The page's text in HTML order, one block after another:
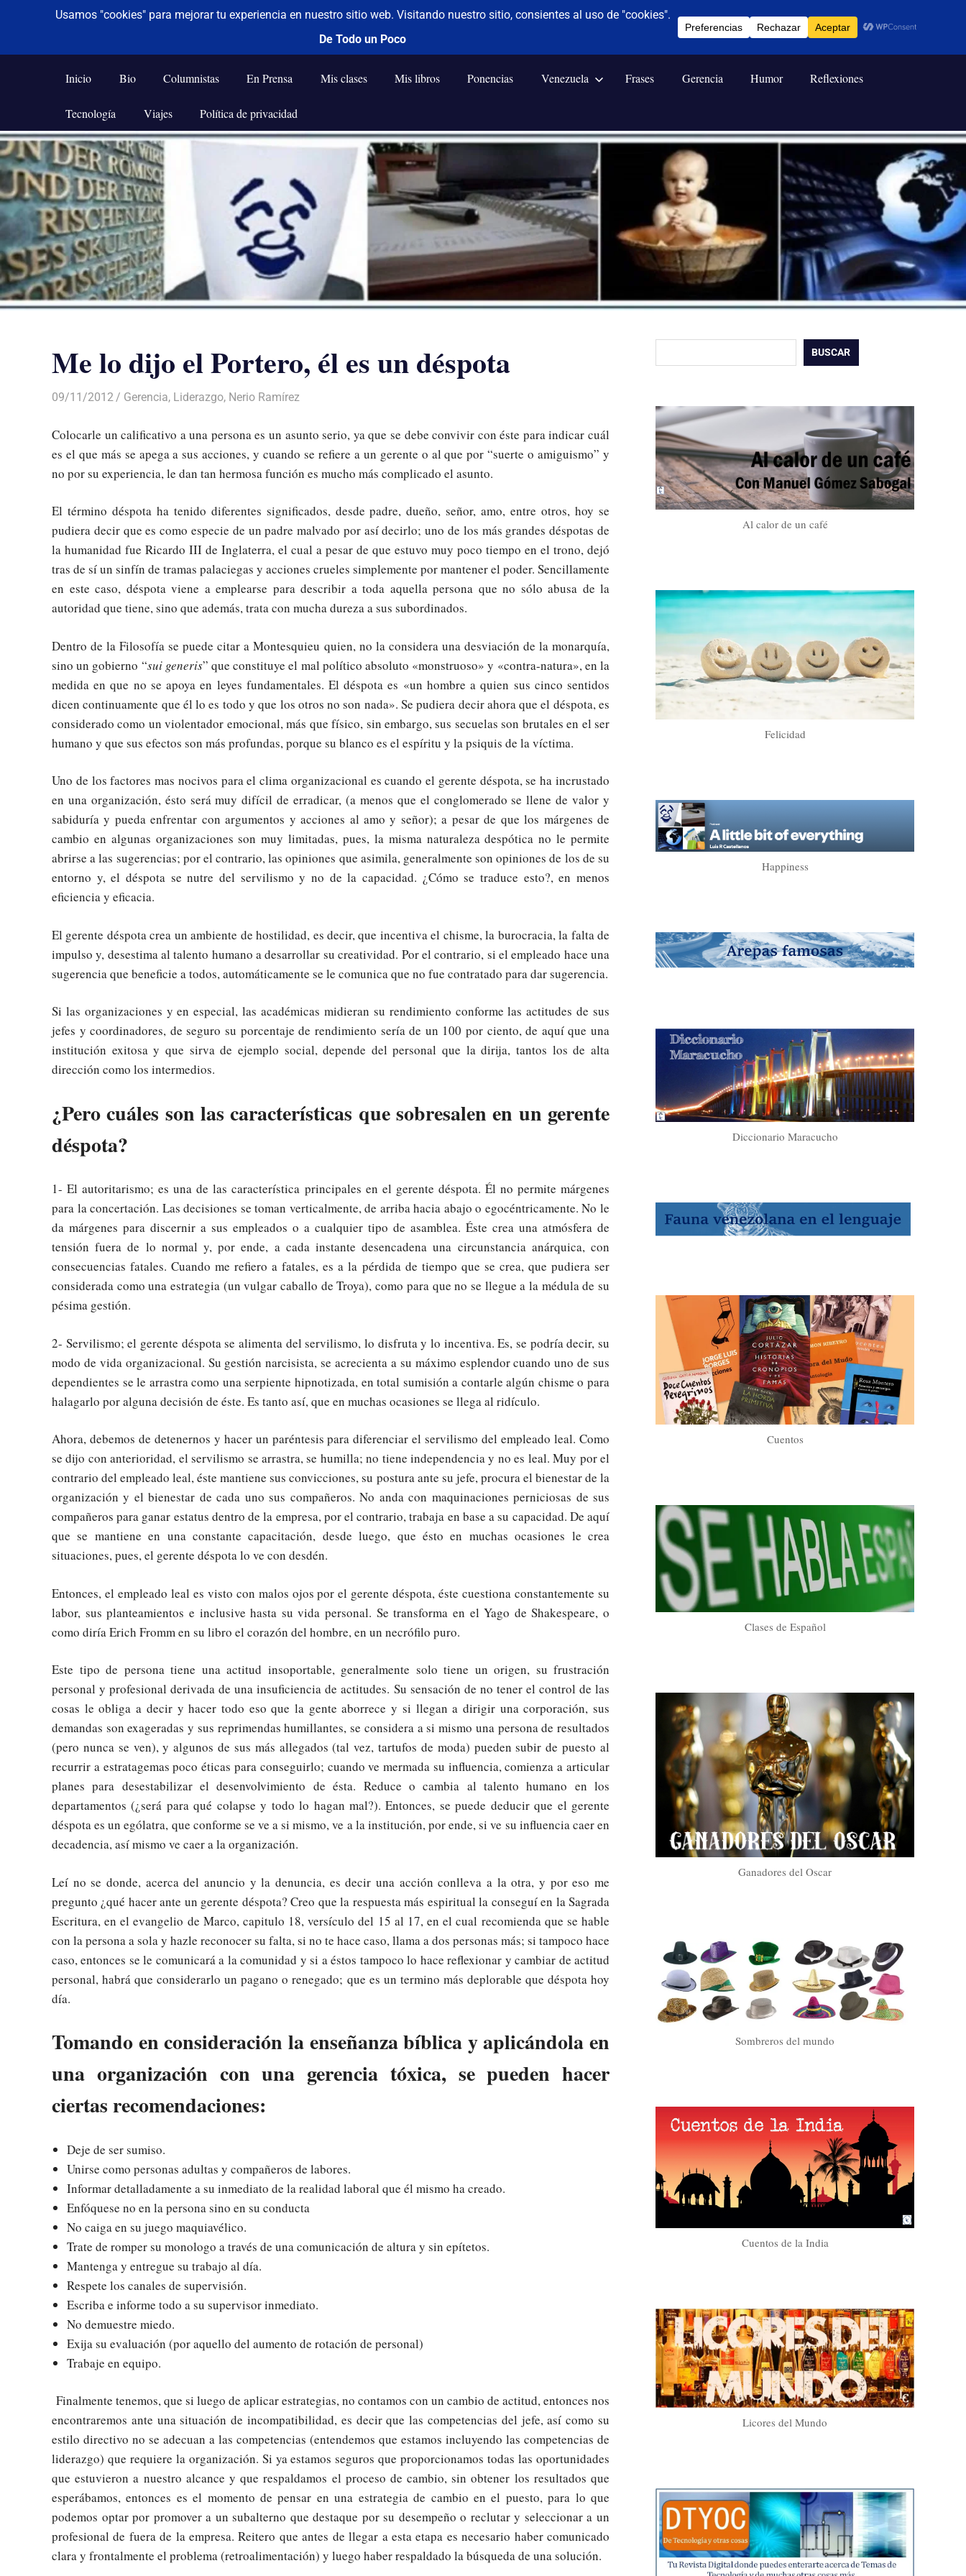
Saltar
al
contenido
De todo un poco
Frases,
Humor,
Tecnología
y
Viajes
Inicio Bio Columnistas En Prensa Mis clases Mis libros Ponencias Venezuela Frases Gerencia Humor Reflexiones
Tecnología Viajes Política de privacidad
Me lo dijo el Portero, él es un déspota
09/11/2012 Luis Castellanos
Gerencia, Liderazgo, Nerio Ramírez
Colocarle un calificativo a una persona es un asunto serio, ya que se debe convivir con éste para indicar cuál
es el que más se apega a sus acciones, y cuando se refiere a un gerente o al que por “suerte o amiguismo” y
no por su experiencia, le dan tan hermosa función es mucho más complicado el asunto.
El término déspota ha tenido diferentes significados, desde padre, dueño, señor, amo, entre otros, hoy se
pudiera decir que es como especie de un padre malvado por así decirlo; uno de los más grandes déspotas de
la humanidad fue Ricardo III de Inglaterra, el cual a pesar de que estuvo muy poco tiempo en el trono, dejó
tras de sí un sinfín de tramas palaciegas y acciones crueles simplemente por mantener el poder. Sencillamente
en este caso, déspota viene a emplearse para describir a toda aquella persona que no sólo abusa de la
autoridad que tiene, sino que además, trata con mucha dureza a sus subordinados.
Dentro de la Filosofía se puede citar a Montesquieu quien, no la considera una desviación de la monarquía,
sino un gobierno “sui generis” que constituye el mal político absoluto «monstruoso» y «contra-natura», en la
medida en que no se apoya en leyes fundamentales. El déspota es «un hombre a quien sus cinco sentidos
dicen continuamente que él lo es todo y que los otros no son nada». Se pudiera decir ahora que el déspota, es
considerado como un violentador emocional, más que físico, sin embargo, sus secuelas son brutales en el ser
humano y que sus efectos son más profundas, porque su blanco es el espíritu y la psiquis de la víctima.
Uno de los factores mas nocivos para el clima organizacional es cuando el gerente déspota, se ha incrustado
en una organización, ésto será muy difícil de erradicar, (a menos que el conglomerado se llene de valor y
sabiduría y pueda enfrentar con argumentos y acciones al amo y señor); a pesar de que los márgenes de
cambio en algunas organizaciones son muy limitadas, pues, la misma naturaleza despótica no le permite
abrirse a las sugerencias; por el contrario, las opiniones que asimila, generalmente son opiniones de los de su
entorno y, el déspota se nutre del servilismo y no de la capacidad. ¿Cómo se traduce esto?, en menos
eficiencia y eficacia.
El gerente déspota crea un ambiente de hostilidad, es decir, que incentiva el chisme, la burocracia, la falta de
impulso y, desestima al talento humano a desarrollar su creatividad. Por el contrario, si el empleado hace una
sugerencia que beneficie a todos, automáticamente se le comunica que no fue contratado para dar sugerencia.
Si las organizaciones y en especial, las académicas midieran su rendimiento conforme las actitudes de sus
jefes y coordinadores, de seguro su porcentaje de rendimiento sería de un 100 por ciento, de aquí que una
institución exitosa y que sirva de ejemplo social, depende del personal que la dirija, tantos los de alta
dirección como los intermedios.
¿Pero cuáles son las características que sobresalen en un gerente
déspota?
1- El autoritarismo; es una de las característica principales en el gerente déspota. Él no permite márgenes
para la concertación. Las decisiones se toman verticalmente, de arriba hacia abajo o egocéntricamente. No le
da márgenes para discernir a sus empleados o a cualquier tipo de asamblea. Éste crea una atmósfera de
tensión fuera de lo normal y, por ende, a cada instante desencadena una circunstancia anárquica, con
consecuencias fatales. Cuando me refiero a fatales, es a la pérdida de tiempo que se crea, que pudiera ser
considerada como una estrategia (un vulgar caballo de Troya), como para que no se llegue a la médula de su
pésima gestión.
2- Servilismo; el gerente déspota se alimenta del servilismo, lo disfruta y lo incentiva. Es, se podría decir, su
modo de vida organizacional. Su gestión narcisista, se acrecienta a su máximo esplendor cuando uno de sus
dependientes se le arrastra como una serpiente hipnotizada, en total sumisión a contarle algún chisme o para
halagarlo por alguna decisión de éste. Es tanto así, que en muchas ocasiones se llega al ridículo.
Ahora, debemos de detenernos y hacer un paréntesis para diferenciar el servilismo del empleado leal. Como
se dijo con anterioridad, el servilismo se arrastra, se humilla; no tiene independencia y no es leal. Muy por el
contrario del empleado leal, éste mantiene sus convicciones, su postura ante su jefe, procura el bienestar de la
organización y el bienestar de cada uno sus compañeros. No anda con maquinaciones perniciosas de sus
compañeros para ganar estatus dentro de la empresa, por el contrario, trabaja en base a su capacidad. De aquí
que se mantiene en una constante capacitación, desde luego, que ésto en muchas ocasiones le crea
situaciones, pues, el gerente déspota lo ve con desdén.
Entonces, el empleado leal es visto con malos ojos por el gerente déspota, éste cuestiona constantemente su
labor, sus planteamientos e inclusive hasta su vida personal. Se transforma en el Yago de Shakespeare, o
como diría Erich Fromm en su libro el corazón del hombre, en un necrófilo puro.
Este tipo de persona tiene una actitud insoportable, generalmente solo tiene un origen, su frustración
personal y profesional derivada de una insuficiencia de actitudes. Su sensación de no tener el control de las
cosas le obliga a decir y hacer todo eso que la gente aborrece y si llegan a dirigir una corporación, sus
demandas son exageradas y sus reprimendas humillantes, se considera a si mismo una persona de resultados
(pero nunca se ven), y algunos de sus más allegados (tal vez, tartufos de moda) pueden subir de puesto al
recurrir a estratagemas poco éticas para conseguirlo; cuando ve mermada su influencia, comienza a articular
planes para desestabilizar el desenvolvimiento de ésta. Reduce o cambia al talento humano en los
departamentos (¿será para qué colapse y todo lo hagan mal?). Entonces, se puede deducir que el gerente
déspota es un ególatra, que conforme se ve a si mismo, ve a la institución, por ende, si ve su influencia caer en
decadencia, así mismo ve caer a la organización.
Leí no se donde, acerca del anuncio y la denuncia, es decir una acción conlleva a la otra, y por eso me
pregunto ¿qué hacer ante un gerente déspota? Creo que la respuesta más espiritual la conseguí en la Sagrada
Escritura, en el evangelio de Marco, capitulo 18, versículo del 15 al 17, en el cual recomienda que se hable
con la persona a sola y hazle reconocer su falta, si no te hace caso, llama a dos personas más; si tampoco hace
caso, entonces se le comunicará a la comunidad y si a éstos tampoco lo hace reflexionar y cambiar de actitud
personal, habrá que considerarlo un pagano o renegado; que es un termino más deplorable que déspota hoy
día.
Tomando en consideración la enseñanza bíblica y aplicándola en
una organización con una gerencia tóxica, se pueden hacer
ciertas recomendaciones:
Deje de ser sumiso.
Unirse como personas adultas y compañeros de labores.
Informar detalladamente a su inmediato de la realidad laboral que él mismo ha creado.
Enfóquese no en la persona sino en su conducta
No caiga en su juego maquiavélico.
Trate de romper su monologo a través de una comunicación de altura y sin epítetos.
Mantenga y entregue su trabajo al día.
Respete los canales de supervisión.
Escriba e informe todo a su supervisor inmediato.
No demuestre miedo.
Exija su evaluación (por aquello del aumento de rotación de personal)
Trabaje en equipo.
Finalmente tenemos, que si luego de aplicar estrategias, no contamos con un cambio de actitud, entonces nos
encontraremos ante una situación de incompatibilidad, es decir que las competencias del jefe, así como su
estilo directivo no se adecuan a las competencias (entendemos que estamos incluyendo las competencias de
liderazgo) que requiere la organización. Si ya estamos seguros que proporcionamos todas las oportunidades
que estuvieron a nuestro alcance y que respaldamos el proceso de cambio, sin obtener los resultados que
esperábamos, entonces es el momento de pensar en una estrategia de cambio en el puesto, para lo que
podemos optar por promover a un subalterno que destaque por su desempeño o reclutar y seleccionar a un
profesional de fuera de la empresa. Reitero que antes de llegar a esta etapa es necesario haber comunicado
clara y frontalmente el problema (retroalimentación) y luego haber respaldado la búsqueda de una solución.
BUSCAR
Al calor de un café
Felicidad
Happiness
Diccionario Maracucho
Cuentos
Clases de Español
Ganadores del Oscar
Sombreros del mundo
Cuentos de la India
Licores del Mundo